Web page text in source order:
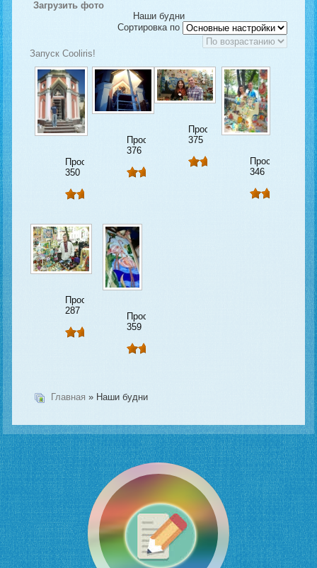
Загрузить фото
Наши будни
Сортировка по
Запуск Cooliris!
Просмотров:
350
Просмотров:
376
Просмотров:
375
Просмотров:
346
Просмотров:
287
Просмотров:
359
Главная » Наши будни